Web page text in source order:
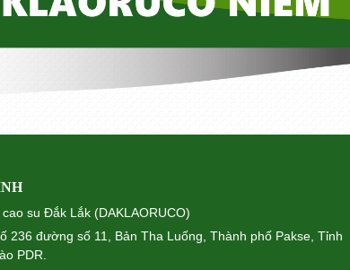
su Đắk Lắk (DAKLAORUCO)
236 đường số 11, Bản Tha Luống, Thành phố Pakse, Tỉnh
PDR.